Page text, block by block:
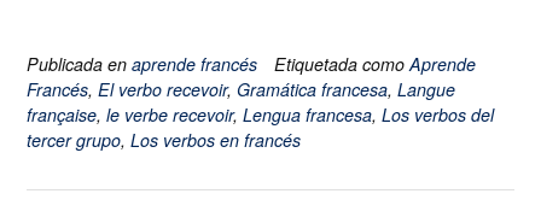
Publicada en aprende francés Etiquetada como Aprende
Francés, El verbo recevoir, Gramática francesa, Langue
française, le verbe recevoir, Lengua francesa, Los verbos del
tercer grupo, Los verbos en francés